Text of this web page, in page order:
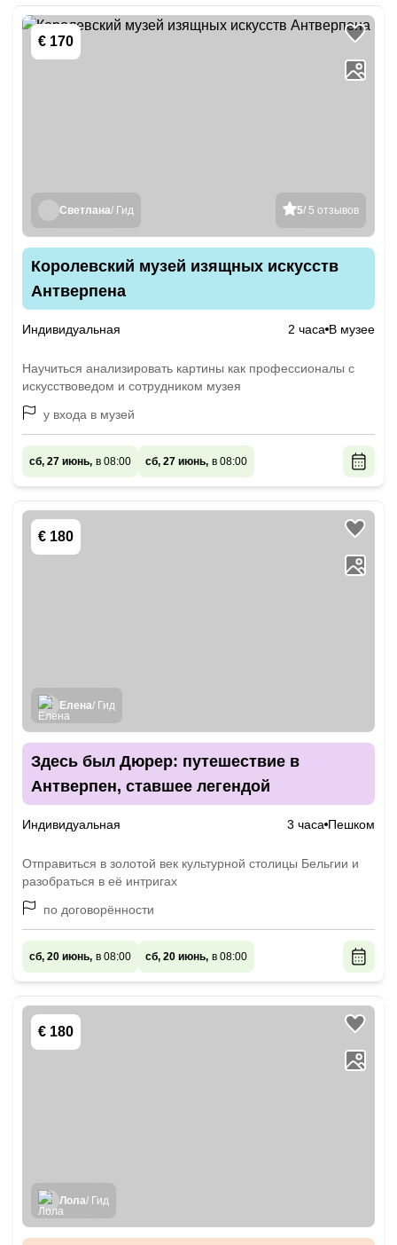
€ 170
5/ 5 отзывов
Светлана/ Гид
Королевский музей изящных искусств
Антверпена
Индивидуальная 2 часа В музее
Научиться анализировать картины как профессионалы с
искусствоведом и сотрудником музея
у входа в музей
сб, 27 июнь, в 08:00 сб, 27 июнь, в 08:00
€ 180
Елена/ Гид
Здесь был Дюрер: путешествие в
Антверпен, ставшее легендой
Индивидуальная 3 часа Пешком
Отправиться в золотой век культурной столицы Бельгии и
разобраться в её интригах
по договорённости
сб, 20 июнь, в 08:00 сб, 20 июнь, в 08:00
€ 180
Лола/ Гид